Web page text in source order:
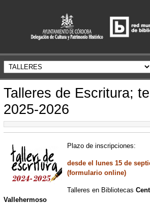
Talleres de Escritura;
2025-2026
Plazo de inscripciones:
desde el lunes 15 de
(formulario online)
Talleres en Bibliotecas
Vallehermoso